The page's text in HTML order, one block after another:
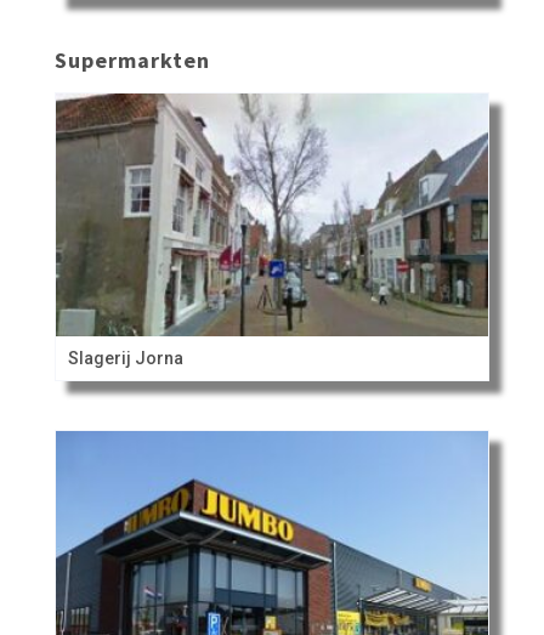
Supermarkten
Slagerij Jorna